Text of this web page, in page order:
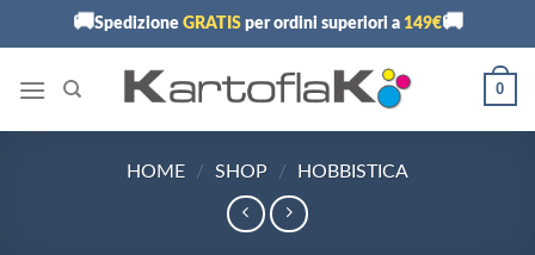
🚚Spedizione GRATISper ordini superiori a 149€🚚
0
HOME / SHOP / HOBBISTICA